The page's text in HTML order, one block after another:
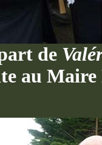
de
au Maire